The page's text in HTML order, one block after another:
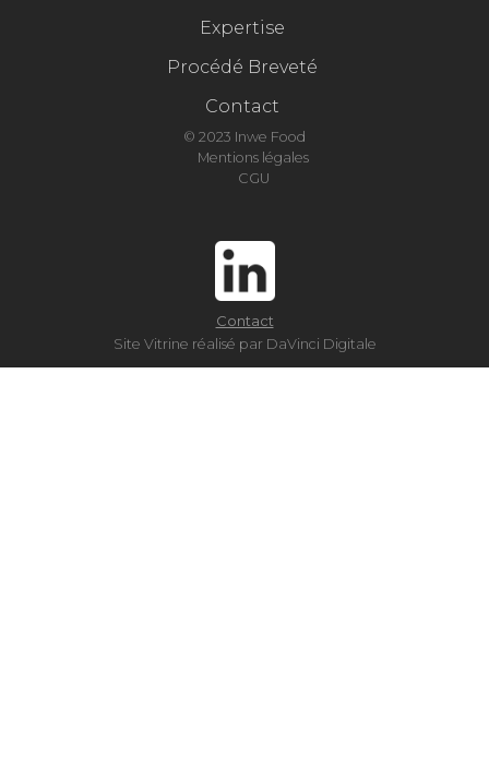
Expertise
Procédé Breveté
Contact
© 2023 Inwe Food
Mentions légales
CGU
Site Vitrine réalisé par DaVinci Digitale
Contact